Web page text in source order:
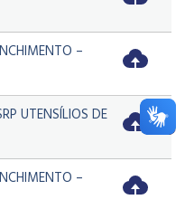
–
UTENSÍLIOS DE
–